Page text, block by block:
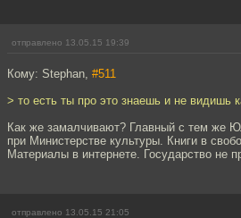
отправлено 13.05.15 19:39
Кому: Stephan, #511
> то есть ты про это знаешь и не видишь
Как же замалчивают? Главный с тем же
при Министерстве культуры. Книги в
Материалы в интернете. Государство не
отправлено 13.05.15 21:05